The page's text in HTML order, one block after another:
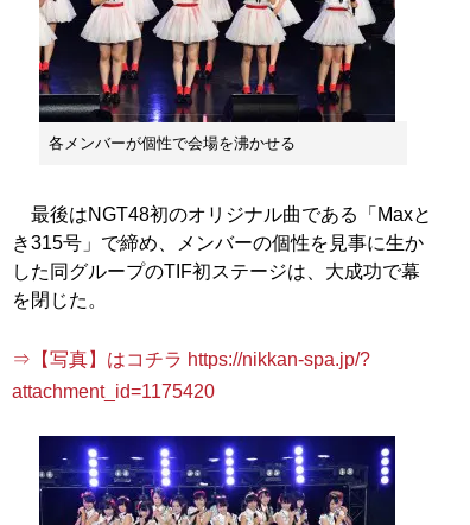
各メンバーが個性で会場を沸かせる
最後はNGT48初のオリジナル曲である「Maxと
き315号」で締め、メンバーの個性を見事に生か
した同グループのTIF初ステージは、大成功で幕
を閉じた。
⇒【写真】はコチラ https://nikkan-spa.jp/?
attachment_id=1175420